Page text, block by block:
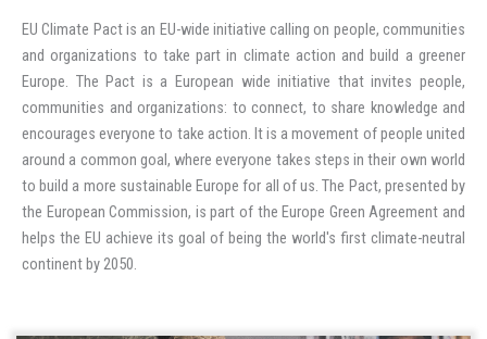
EU Climate Pact is an EU-wide initiative calling on people, communities
and organizations to take part in climate action and build a greener
Europe. The Pact is a European wide initiative that invites people,
communities and organizations: to connect, to share knowledge and
encourages everyone to take action. It is a movement of people united
around a common goal, where everyone takes steps in their own world
to build a more sustainable Europe for all of us. The Pact, presented by
the European Commission, is part of the Europe Green Agreement and
helps the EU achieve its goal of being the world's first climate-neutral
continent by 2050.